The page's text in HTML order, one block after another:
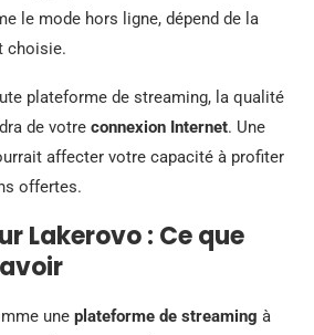
le mode hors ligne, dépend de la
choisie.
plateforme de streaming, la qualité
de votre connexion Internet. Une
affecter votre capacité à profiter
offertes.
Lakerovo : Ce que
une plateforme de streaming à